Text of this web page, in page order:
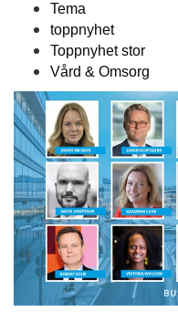
Tema
toppnyhet
Toppnyhet stor
Vård & Omsorg